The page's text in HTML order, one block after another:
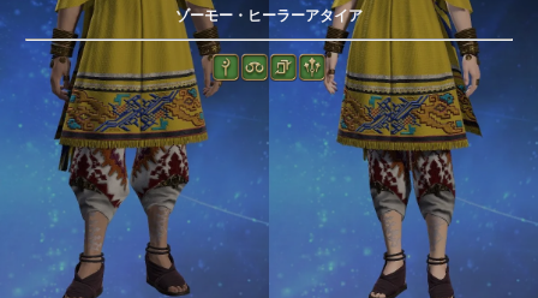
ゾーモー・ヒーラーアタイア